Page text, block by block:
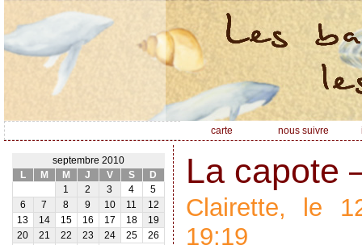
carte nous suivre
septembre 2010
L
M M J V S
D
1
2 3 4
5
6
7 8 9 10 11
12
13
14 15 16 17 18
19
20
21 22 23 24 25
26
La capote
Clairette, le
19:19